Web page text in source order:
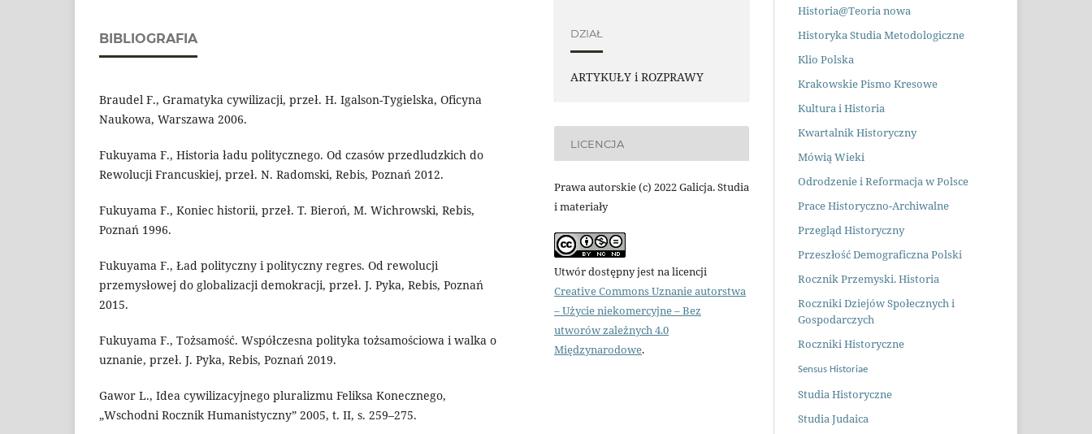
BIBLIOGRAFIA
Braudel F., Gramatyka cywilizacji, przeł. H. Igalson-Tygielska, Oficyna
Naukowa, Warszawa 2006.
Fukuyama F., Historia ładu politycznego. Od czasów przedludzkich do
Rewolucji Francuskiej, przeł. N. Radomski, Rebis, Poznań 2012.
Fukuyama F., Koniec historii, przeł. T. Bieroń, M. Wichrowski, Rebis,
Poznań 1996.
Fukuyama F., Ład polityczny i polityczny regres. Od rewolucji
przemysłowej do globalizacji demokracji, przeł. J. Pyka, Rebis, Poznań
2015.
Fukuyama F., Tożsamość. Współczesna polityka tożsamościowa i walka o
uznanie, przeł. J. Pyka, Rebis, Poznań 2019.
Gawor L., Idea cywilizacyjnego pluralizmu Feliksa Konecznego,
„Wschodni Rocznik Humanistyczny” 2005, t. II, s. 259–275.
DZIAŁ
ARTYKUŁY i ROZPRAWY
LICENCJA
Prawa autorskie (c) 2022 Galicja. Studia
i materiały
Utwór dostępny jest na licencji
Creative Commons Uznanie autorstwa
– Użycie niekomercyjne – Bez
utworów zależnych 4.0
Międzynarodowe.
Historia@Teoria nowa
Historyka Studia Metodologiczne
Klio Polska
Krakowskie Pismo Kresowe
Kultura i Historia
Kwartalnik Historyczny
Mówią Wieki
Odrodzenie i Reformacja w Polsce
Prace Historyczno-Archiwalne
Przegląd Historyczny
Przeszłość Demograficzna Polski
Rocznik Przemyski. Historia
Roczniki Dziejów Społecznych i
Gospodarczych
Roczniki Historyczne
Sensus Historiae
Studia Historyczne
Studia Judaica